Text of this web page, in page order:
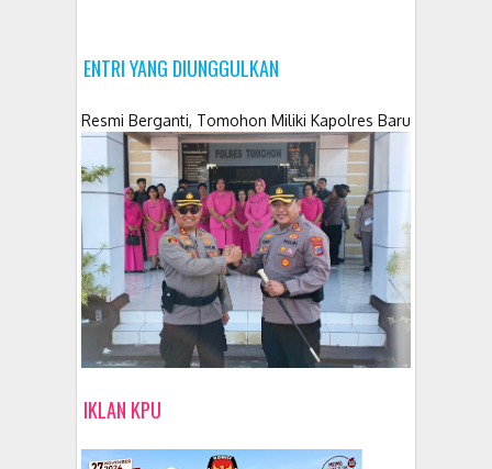
ENTRI YANG DIUNGGULKAN
Resmi Berganti, Tomohon Miliki Kapolres Baru
IKLAN KPU